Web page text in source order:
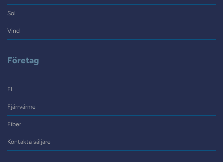
Sol
Vind
Företag
El
Fjärrvärme
Fiber
Kontakta säljare